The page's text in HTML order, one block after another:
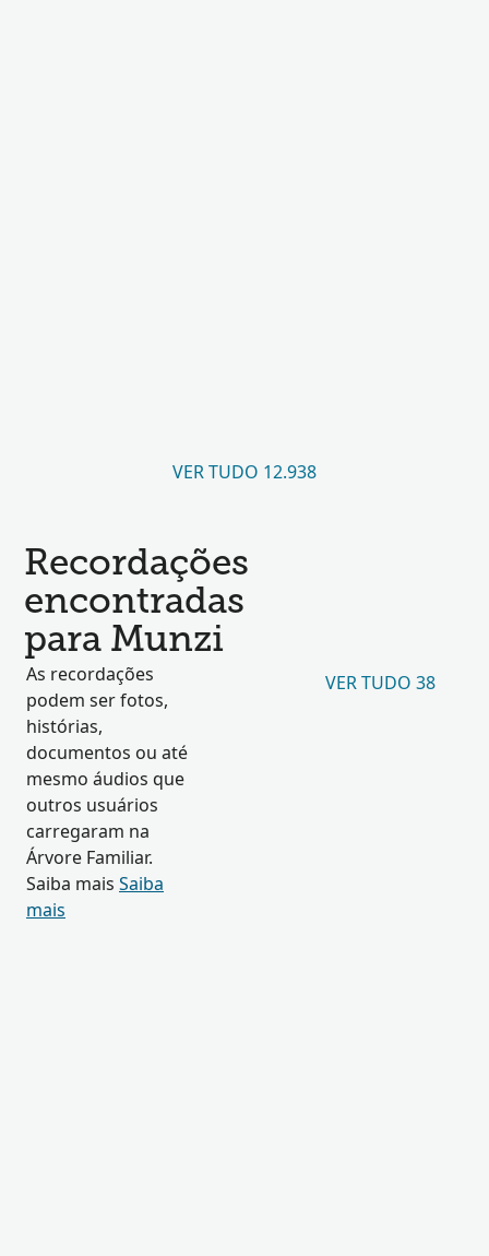
VER TUDO 12.938
Recordações
encontradas
para Munzi
As recordações
podem ser fotos,
histórias,
documentos ou até
mesmo áudios que
outros usuários
carregaram na
Árvore Familiar.
Saiba mais Saiba
mais
VER TUDO 38